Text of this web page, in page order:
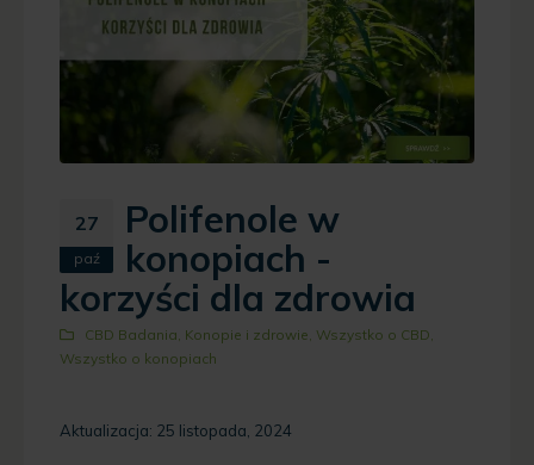
27
paź
Polifenole w
konopiach -
korzyści dla zdrowia
CBD Badania Konopie i zdrowie Wszystko o CBD
Wszystko o konopiach
Aktualizacja: 25 listopada, 2024